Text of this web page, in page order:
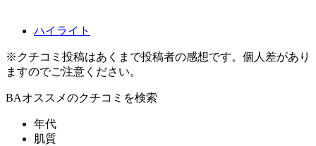
ハイライト
※クチコミ投稿はあくまで投稿者の感想です。個人差があり
ますのでご注意ください。
BAオススメのクチコミを検索
年代
肌質